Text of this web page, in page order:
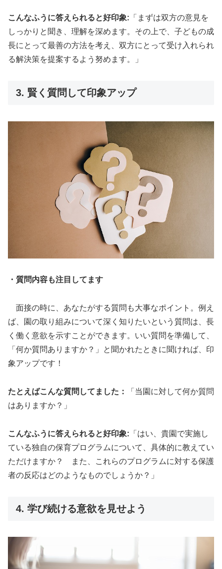
こんなふうに答えられると好印象: 「まずは双方の意見を
しっかりと聞き、理解を深めます。その上で、子どもの成
長にとって最善の方法を考え、双方にとって受け入れられ
る解決策を提案するよう努めます。」
3. 賢く質問して印象アップ
・質問内容も注目してます
面接の時に、あなたがする質問も大事なポイント。例え
ば、園の取り組みについて深く知りたいという質問は、長
く働く意欲を示すことができます。いい質問を準備して、
「何か質問ありますか？」と聞かれたときに聞ければ、印
象アップです！
たとえばこんな質問してました：
「当園に対して何か質問
はありますか？」
こんなふうに答えられると好印象: 「はい、貴園で実施し
ている独自の保育プログラムについて、具体的に教えてい
ただけますか？ また、これらのプログラムに対する保護
者の反応はどのようなものでしょうか？」
4. 学び続ける意欲を見せよう